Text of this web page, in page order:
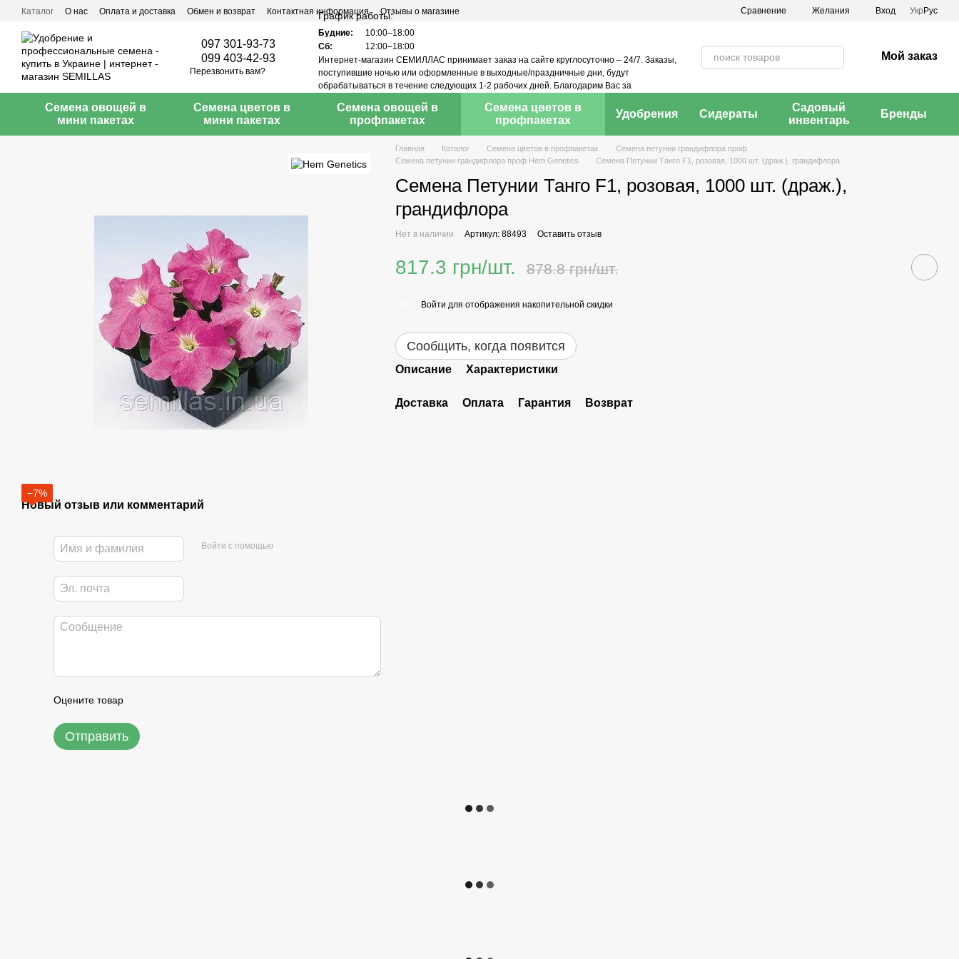
Перейти к основному контенту
Каталог О нас Оплата и доставка Обмен и возврат Контактная информация Отзывы о магазине Сравнение Желания Вход Укр Рус
097 301-93-73
099 403-42-93
Перезвонить вам?
График работы:
Будние:
10:00–18:00
Сб:
12:00–18:00
Интернет-магазин СЕМИЛЛАС принимает заказ на сайте круглосуточно – 24/7. Заказы,
поступившие ночью или оформленные в выходные/праздничные дни, будут
обрабатываться в течение следующих 1-2 рабочих дней. Благодарим Вас за
Мой заказ
Семена овощей в
мини пакетах
Семена цветов в
мини пакетах
Семена овощей в
профпакетах
Семена цветов в
профпакетах
Удобрения Сидераты
Садовый
инвентарь
Бренды
−7%
Новый отзыв или комментарий
Войти с помощью
Оцените товар
Отправить
Главная Каталог Семена цветов в профпакетах
Семена петунии грандифлора проф
Семена петунии грандифлора проф Hem Genetics
Семена Петунии Танго F1, розовая, 1000 шт. (драж.), грандифлора
Семена Петунии Танго F1, розовая, 1000 шт. (драж.),
грандифлора
Нет в наличии Артикул: 88493 Оставить отзыв
817.3 грн/шт. 878.8 грн/шт.
Войти для отображения накопительной скидки
Сообщить, когда появится
Описание Характеристики
Доставка Оплата Гарантия Возврат